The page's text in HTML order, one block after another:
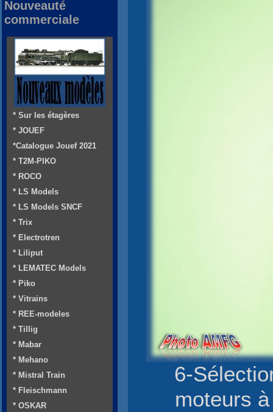
6-
moteurs
Nouveauté
commerciale
* Sur les étagères
* JOUEF
*Catalogue Jouef 2021
* T2M-PIKO
* ROCO
* LS Models
* LS Models SNCF
* Trix
* Electrotren
* Liliput
* LEMATEC Models
* Piko
* Vitrains
* REE-modeles
* Tillig
* Mabar
* Mehano
* Mistral Train
* Fleischmann
* OSKAR